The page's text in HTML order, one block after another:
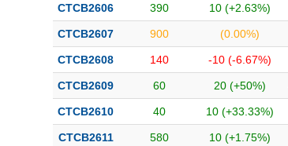
CTCB2606 390 10 (+2.63%)
CTCB2607 900 (0.00%)
CTCB2608 140 -10 (-6.67%)
CTCB2609 60 20 (+50%)
CTCB2610 40 10 (+33.33%)
CTCB2611 580 10 (+1.75%)
Báo cáo phân tích (-)
Thuật ngữ(-)
Dịch vụ(-)